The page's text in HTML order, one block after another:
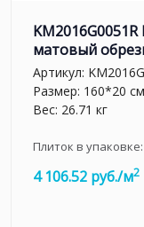
матовый
Артикул:
Размер: 160*20 см
Вес: 26.71 кг
Плиток в упаковке:
4 106.52 руб./м2